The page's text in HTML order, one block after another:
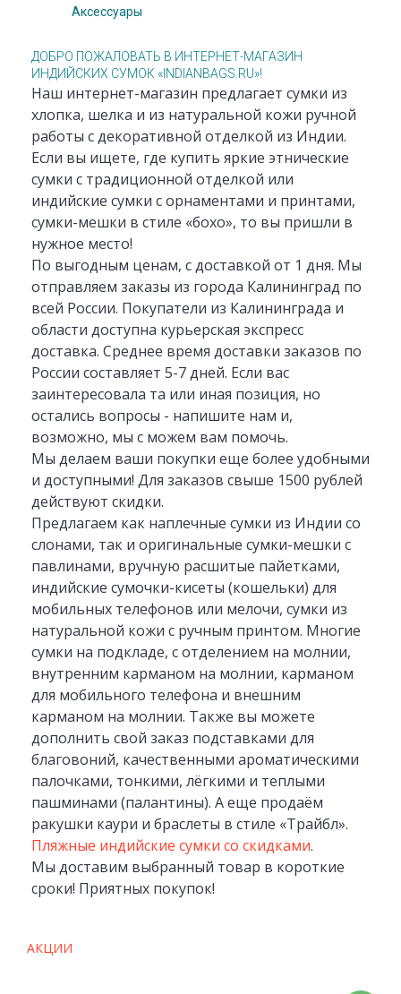
Аксессуары
ДОБРО ПОЖАЛОВАТЬ В ИНТЕРНЕТ-МАГАЗИН
ИНДИЙСКИХ СУМОК «INDIANBAGS.RU»!
Наш интернет-магазин предлагает сумки из
хлопка, шелка и из натуральной кожи ручной
работы с декоративной отделкой из Индии.
Если вы ищете, где купить яркие этнические
сумки с традиционной отделкой или
индийские сумки с орнаментами и принтами,
сумки-мешки в стиле «бохо», то вы пришли в
нужное место!
По выгодным ценам, с доставкой от 1 дня. Мы
отправляем заказы из города Калининград по
всей России. Покупатели из Калининграда и
области доступна курьерская экспресс
доставка. Среднее время доставки заказов по
России составляет 5-7 дней. Если вас
заинтересовала та или иная позиция, но
остались вопросы - напишите нам и,
возможно, мы с можем вам помочь.
Мы делаем ваши покупки еще более удобными
и доступными! Для заказов свыше 1500 рублей
действуют скидки.
Предлагаем как наплечные сумки из Индии со
слонами, так и оригинальные сумки-мешки с
павлинами, вручную расшитые пайетками,
индийские сумочки-кисеты (кошельки) для
мобильных телефонов или мелочи, сумки из
натуральной кожи с ручным принтом. Многие
сумки на подкладе, с отделением на молнии,
внутренним карманом на молнии, карманом
для мобильного телефона и внешним
карманом на молнии. Также вы можете
дополнить свой заказ подставками для
благовоний, качественными ароматическими
палочками, тонкими, лёгкими и теплыми
пашминами (палантины). А еще продаём
ракушки каури и браслеты в стиле «Трайбл».
Пляжные индийские сумки со скидками.
Мы доставим выбранный товар в короткие
сроки! Приятных покупок!
АКЦИИ